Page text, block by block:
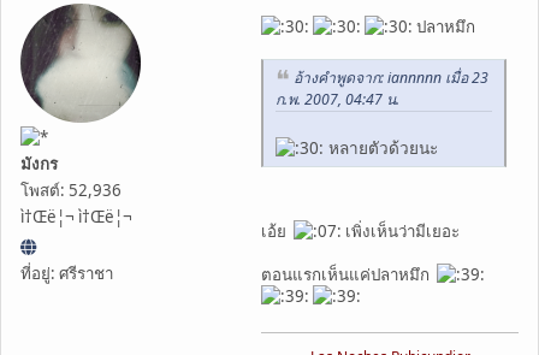
มังกร
โพสต์: 52,936
ì†Œë¦¬ ì†Œë¦¬
ที่อยู่: ศรีราชา
ปลาหมึก
อ้างคำพูดจาก: iannnnn เมื่อ 23
ก.พ. 2007, 04:47 น.
หลายตัวด้วยนะ
เอ้ย
เพิ่งเห็นว่ามีเยอะ
ตอนแรกเห็นแค่ปลาหมึก